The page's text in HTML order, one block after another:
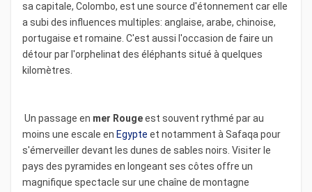
sa capitale, Colombo, est une source d'étonnement car elle
a subi des influences multiples: anglaise, arabe, chinoise,
portugaise et romaine. C'est aussi l'occasion de faire un
détour par l'orphelinat des éléphants situé à quelques
kilomètres.
Un passage en mer Rougeest souvent rythmé par au
moins une escale en Egypte et notamment à Safaqa pour
s'émerveiller devant les dunes de sables noirs. Visiter le
pays des pyramides en longeant ses côtes offre un
magnifique spectacle sur une chaîne de montagne